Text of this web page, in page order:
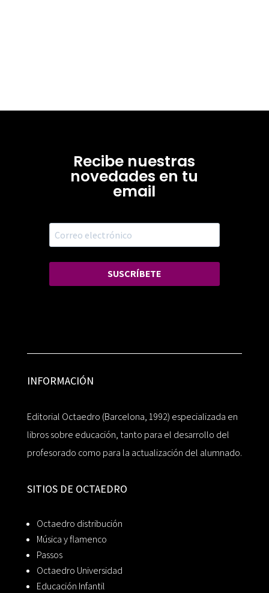
Recibe nuestras
novedades en tu
email
SUSCRÍBETE
INFORMACIÓN
Editorial Octaedro (Barcelona, 1992) especializada en
libros sobre educación, tanto para el desarrollo del
profesorado como para la actualización del alumnado.
SITIOS DE OCTAEDRO
Octaedro distribución
Música y flamenco
Passos
Octaedro Universidad
Educación Infantil